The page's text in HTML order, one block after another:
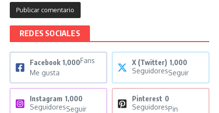
REDES SOCIALES
Facebook 1,000Fans
Me gusta
X (Twitter) 1,000
SeguidoresSeguir
Instagram 1,000
SeguidoresSeguir
Pinterest 0
SeguidoresPin